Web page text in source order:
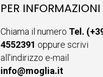
PER INFORMAZIONI
Chiama il numero Tel.
4552391 oppure scrivi
all'indirizzo e-mail
info@moglia.it